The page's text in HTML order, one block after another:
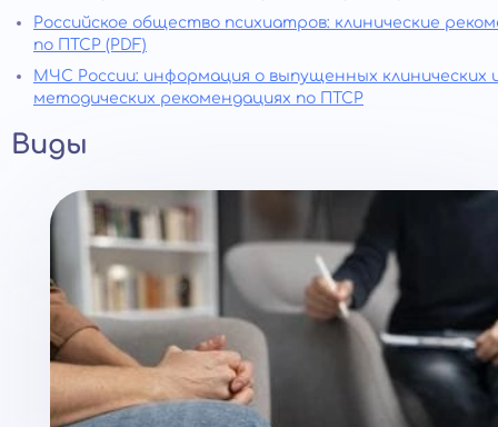
Российское общество психиатров: клинические
по ПТСР (PDF)
МЧС России: информация о выпущенных клинических
методических рекомендациях по ПТСР
Виды